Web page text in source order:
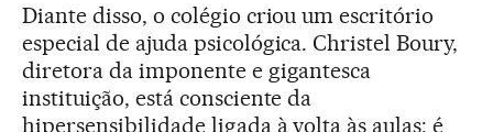
Diante disso, o colégio criou um escritório
especial de ajuda psicológica. Christel Boury,
diretora da imponente e gigantesca
instituição, está consciente da
hipersensibilidade ligada à volta às aulas: é